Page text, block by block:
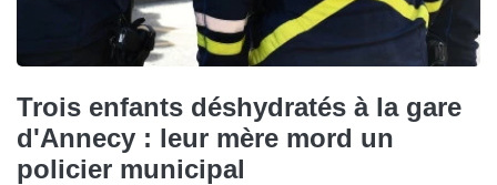
Trois enfants déshydratés à la gare
d'Annecy : leur mère mord un
policier municipal